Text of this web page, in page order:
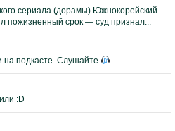
сериала (дорамы) Южнокорейский
пожизненный срок — суд признал...
на подкасте. Слушайте
:D